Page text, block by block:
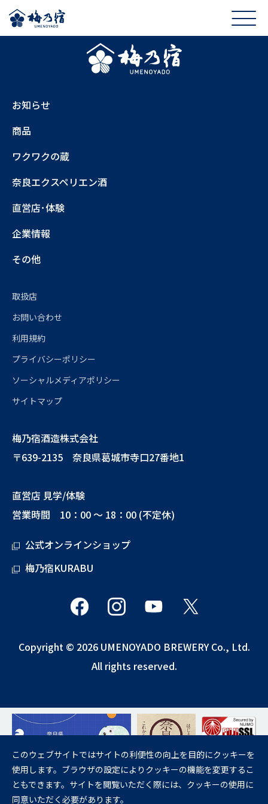
お知らせ
商品
ワクワクの蔵
奈良エクスペリエン酒
直営店･体験
企業情報
その他
取扱店
お問い合わせ
利用規約
プライバシーポリシー
ソーシャルメディアポリシー
サイトマップ
梅乃宿酒造株式会社
〒639-2135 奈良県葛城市寺口27番地1
直営店 見学/体験
営業時間 10：00 ～ 18：00 (不定休)
公式オンラインショップ
梅乃宿KURABU
Copyright © 2026 UMENOYADO BREWERY Co., Ltd.
All rights reserved.
飲酒は20歳になってから。
妊娠中や授乳期の飲酒は、胎児・乳児の発育に悪影響を与えるおそれが
あります。
このウェブサイトではサイトの利便性の向上を目的にクッキーを
使用します。ブラウザの設定によりクッキーの機能を変更するこ
ともできます。サイトを閲覧いただく際には、クッキーの使用に
同意いただく必要があります。